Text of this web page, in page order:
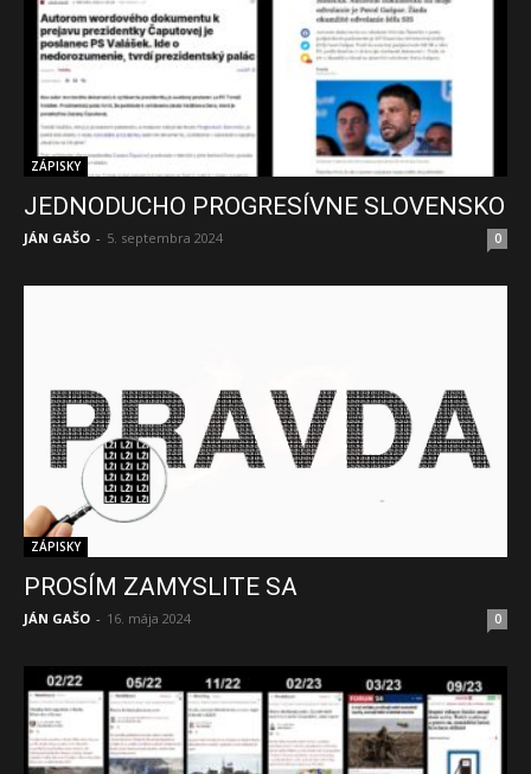
ZÁPISKY
JEDNODUCHO PROGRESÍVNE SLOVENSKO
JÁN GAŠO - 5. septembra 2024 0
ZÁPISKY
PROSÍM ZAMYSLITE SA
JÁN GAŠO - 16. mája 2024 0